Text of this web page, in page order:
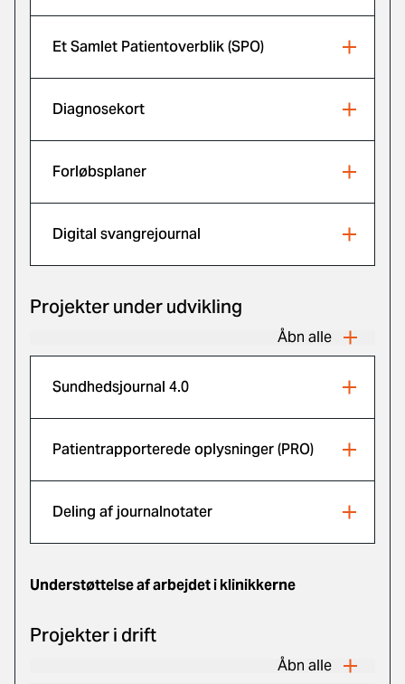
Et Samlet Patientoverblik (SPO)
Diagnosekort
Forløbsplaner
Digital svangrejournal
Projekter under udvikling
Åbn alle
Sundhedsjournal 4.0
Patientrapporterede oplysninger (PRO)
Deling af journalnotater
Understøttelse af arbejdet i klinikkerne
Projekter i drift
Åbn alle